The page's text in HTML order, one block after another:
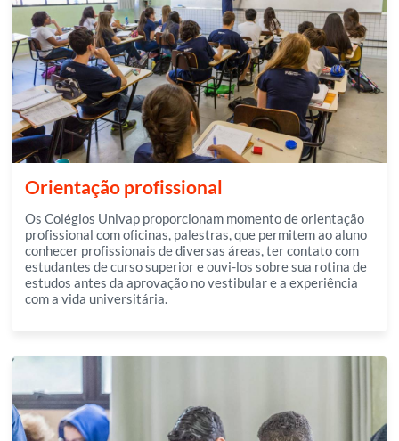
Orientação profissional
Os Colégios Univap proporcionam momento de orientação
profissional com oficinas, palestras, que permitem ao aluno
conhecer profissionais de diversas áreas, ter contato com
estudantes de curso superior e ouvi-los sobre sua rotina de
estudos antes da aprovação no vestibular e a experiência
com a vida universitária.